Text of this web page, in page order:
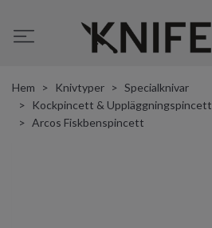
Hem Knivtyper
Specialknivar
Kockpincett & Uppläggningspincett
Arcos Fiskbenspincett